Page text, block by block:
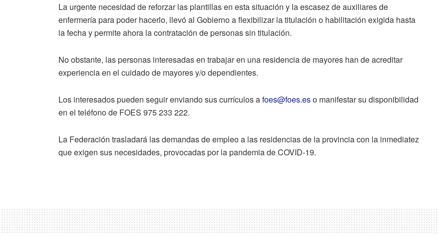
La urgente necesidad de reforzar las plantillas en esta situación y la escasez de auxiliares de
enfermería para poder hacerlo, llevó al Gobierno a flexibilizar la titulación o habilitación exigida hasta
la fecha y permite ahora la contratación de personas sin titulación.
No obstante, las personas interesadas en trabajar en una residencia de mayores han de acreditar
experiencia en el cuidado de mayores y/o dependientes.
Los interesados pueden seguir enviando sus currículos afoes@foes.eso manifestar su disponibilidad
en el teléfono de FOES 975 233 222.
La Federación trasladará las demandas de empleo a las residencias de la provincia con la inmediatez
que exigen sus necesidades, provocadas por la pandemia de COVID-19.